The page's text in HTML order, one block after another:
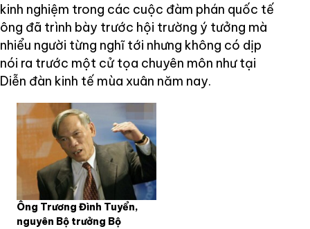
kinh nghiệm trong các cuộc đàm phán quốc tế
ông đã trình bày trước hội trường ý tưởng mà
nhiểu người từng nghĩ tới nhưng không có dịp
nói ra trước một cử tọa chuyên môn như tại
Diễn đàn kinh tế mùa xuân năm nay.
Ông Trương Đình Tuyển,
nguyên Bộ trưởng Bộ